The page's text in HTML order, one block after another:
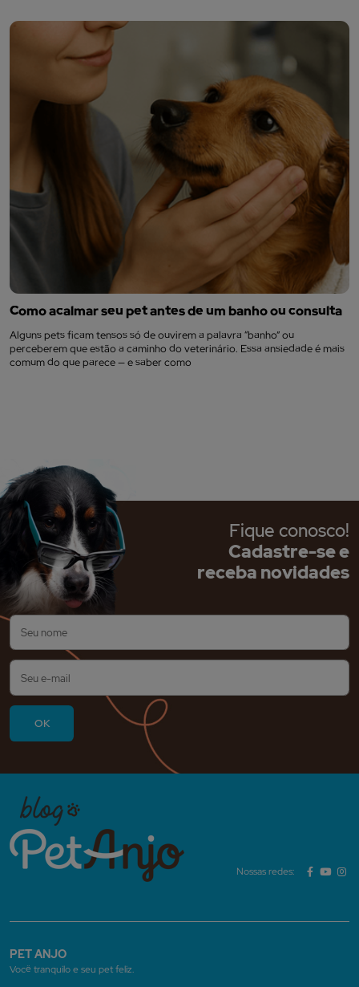
Como acalmar seu pet antes de um banho ou consulta
Alguns pets ficam tensos só de ouvirem a palavra “banho” ou
perceberem que estão a caminho do veterinário. Essa ansiedade é mais
comum do que parece — e saber como
Fique conosco!
Cadastre-se e
receba novidades
Nossas redes:
PET ANJO
Você tranquilo e seu pet feliz.